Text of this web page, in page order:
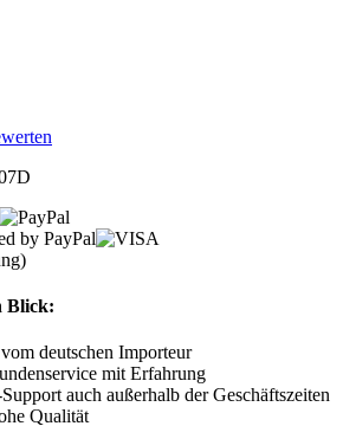
Blick:
deutschen Importeur
mit Erfahrung
auch außerhalb der Geschäftszeiten
Qualität